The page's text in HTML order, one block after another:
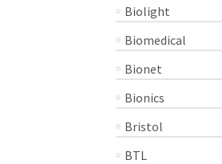
Biolight
Biomedical
Bionet
Bionics
Bristol
BTL